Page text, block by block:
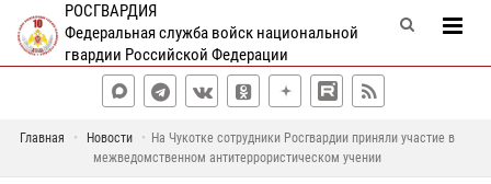
РОСГВАРДИЯ
Федеральная служба войск национальной
гвардии Российской Федерации
Главная Новости
На Чукотке сотрудники Росгвардии приняли участие в
межведомственном антитеррористическом учении